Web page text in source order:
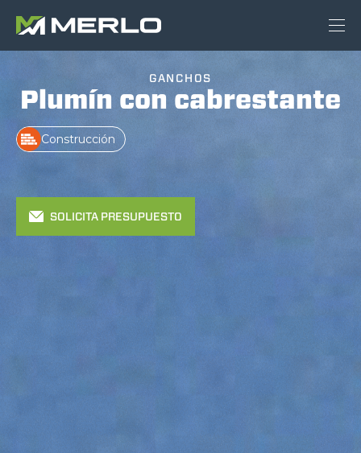
GANCHOS
Plumín con cabrestante
Construcción
SOLICITA PRESUPUESTO